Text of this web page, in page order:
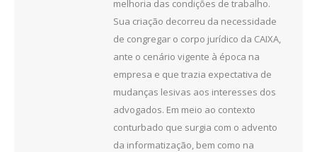
melhoria das condições de trabalho.
Sua criação decorreu da necessidade
de congregar o corpo jurídico da CAIXA,
ante o cenário vigente à época na
empresa e que trazia expectativa de
mudanças lesivas aos interesses dos
advogados. Em meio ao contexto
conturbado que surgia com o advento
da informatização, bem como na